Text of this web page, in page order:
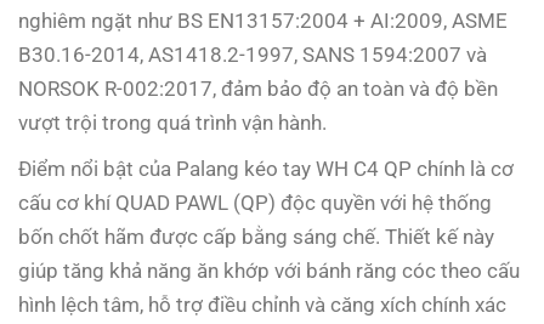
nghiêm ngặt như BS EN13157:2004 + AI:2009, ASME
B30.16-2014, AS1418.2-1997, SANS 1594:2007 và
NORSOK R-002:2017, đảm bảo độ an toàn và độ bền
vượt trội trong quá trình vận hành.
Điểm nổi bật của Palang kéo tay WH C4 QP chính là cơ
cấu cơ khí QUAD PAWL (QP) độc quyền với hệ thống
bốn chốt hãm được cấp bằng sáng chế. Thiết kế này
giúp tăng khả năng ăn khớp với bánh răng cóc theo cấu
hình lệch tâm, hỗ trợ điều chỉnh và căng xích chính xác